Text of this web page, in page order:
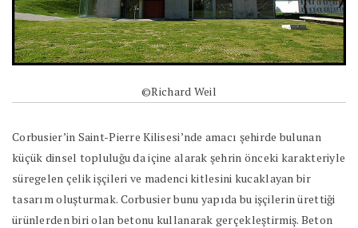
©Richard Weil
Corbusier’in Saint-Pierre Kilisesi’nde amacı şehirde bulunan
küçük dinsel topluluğu da içine alarak şehrin önceki karakteriyle
süregelen çelik işçileri ve madenci kitlesini kucaklayan bir
tasarım oluşturmak. Corbusier bunu yapıda bu işçilerin ürettiği
ürünlerden biri olan betonu kullanarak gerçekleştirmiş. Beton